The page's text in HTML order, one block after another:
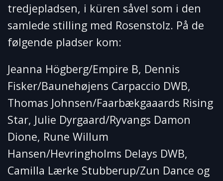
tredjepladsen, i küren såvel som i den
samlede stilling med Rosenstolz. På de
følgende pladser kom:
Jeanna Högberg/Empire B, Dennis
Fisker/Baunehøjens Carpaccio DWB,
Thomas Johnsen/Faarbækgaaards Rising
Star, Julie Dyrgaard/Ryvangs Damon
Dione, Rune Willum
Hansen/Hevringholms Delays DWB,
Camilla Lærke Stubberup/Zun Dance og